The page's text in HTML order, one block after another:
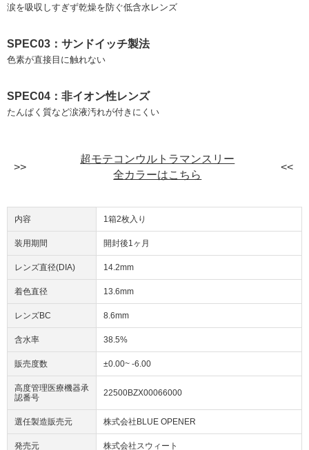
涙を吸収しすぎず乾燥を防ぐ低含水レンズ
SPEC03：サンドイッチ製法
色素が直接目に触れない
SPEC04：非イオン性レンズ
たんぱく質など涙液汚れが付きにくい
超モテコンウルトラマンスリー
全カラーはこちら
内容 1箱2枚入り
装用期間 開封後1ヶ月
レンズ直径(DIA) 14.2mm
着色直径 13.6mm
レンズBC 8.6mm
含水率 38.5%
販売度数 ±0.00~ -6.00
高度管理医療機器承
認番号
22500BZX00066000
選任製造販売元 株式会社BLUE OPENER
発売元 株式会社スウィート